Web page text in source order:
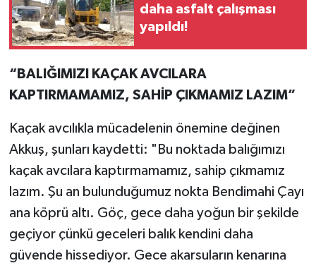
daha asfalt çalışması
yapıldı!
“BALIĞIMIZI KAÇAK AVCILARA
KAPTIRMAMAMIZ, SAHİP ÇIKMAMIZ LAZIM”
Kaçak avcılıkla mücadelenin önemine değinen
Akkuş, şunları kaydetti: "Bu noktada balığımızı
kaçak avcılara kaptırmamamız, sahip çıkmamız
lazım. Şu an bulunduğumuz nokta Bendimahi Çayı
ana köprü altı. Göç, gece daha yoğun bir şekilde
geçiyor çünkü geceleri balık kendini daha
güvende hissediyor. Gece akarsuların kenarına